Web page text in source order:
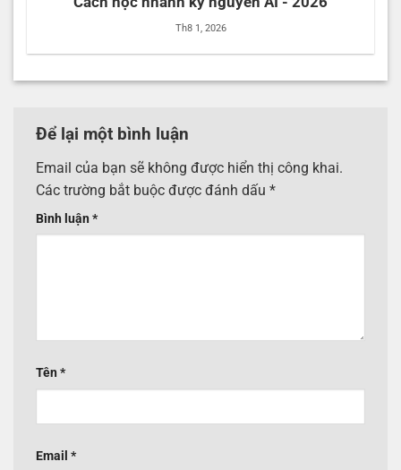
Th8 1, 2026
Để lại một bình luận
Email của bạn sẽ không được hiển thị công khai.
Các trường bắt buộc được đánh dấu *
Bình luận *
Tên *
Email *